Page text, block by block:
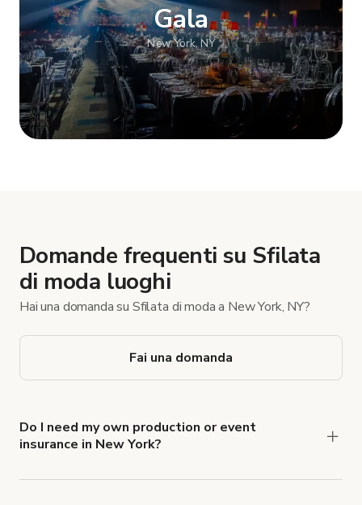
Gala
New York, NY
Domande frequenti su Sfilata
di moda luoghi
Hai una domanda su Sfilata di moda a New York, NY?
Fai una domanda
Do I need my own production or event
insurance in New York?